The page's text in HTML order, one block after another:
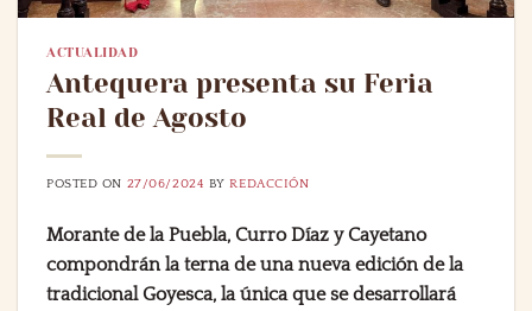
ACTUALIDAD
Antequera presenta su Feria
Real de Agosto
POSTED ON 27/06/2024 BYREDACCIÓN
Morante de la Puebla, Curro Díaz y Cayetano
compondrán la terna de una nueva edición de la
tradicional Goyesca, la única que se desarrollará